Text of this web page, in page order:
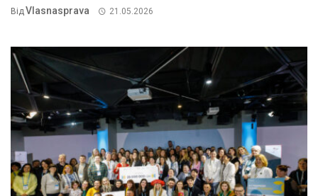
Від Vlasnasprava 21.05.2026